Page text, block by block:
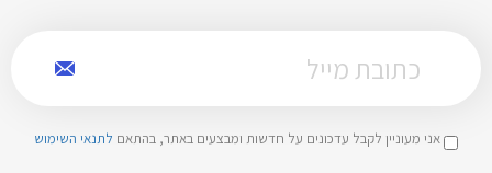
אני מעוניין לקבל עדכונים על חדשות ומבצעים באתר, בהתאם לתנאי השימוש